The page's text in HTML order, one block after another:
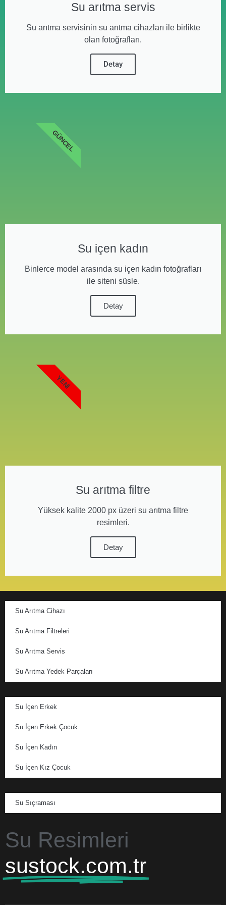
Su arıtma servis
Su arıtma servisinin su arıtma cihazları ile birlikte
olan fotoğrafları.
Detay
Su içen kadın
Binlerce model arasında su içen kadın fotoğrafları
ile siteni süsle.
Detay
GÜNCEL
Su arıtma filtre
Yüksek kalite 2000 px üzeri su arıtma filtre
resimleri.
Detay
YENI
Su Arıtma Cihazı
Su Arıtma Filtreleri
Su Arıtma Servis
Su Arıtma Yedek Parçaları
Su İçen Erkek
Su İçen Erkek Çocuk
Su İçen Kadın
Su İçen Kız Çocuk
Su Sıçraması
Su Resimleri
sustock.com.tr